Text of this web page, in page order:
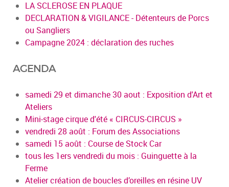
LA SCLEROSE EN PLAQUE
DECLARATION & VIGILANCE - Détenteurs de Porcs
ou Sangliers
Campagne 2024 : déclaration des ruches
AGENDA
samedi 29 et dimanche 30 aout : Exposition d'Art et
Ateliers
Mini-stage cirque d'été « CIRCUS-CIRCUS »
vendredi 28 août : Forum des Associations
samedi 15 août : Course de Stock Car
tous les 1ers vendredi du mois : Guinguette à la
Ferme
Atelier création de boucles d’oreilles en résine UV